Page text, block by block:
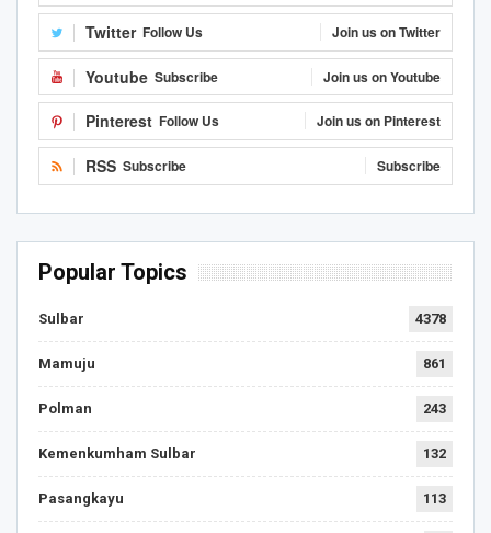
Twitter Follow Us Join us on Twitter
Youtube Subscribe Join us on Youtube
Pinterest Follow Us Join us on Pinterest
RSS Subscribe Subscribe
Popular Topics
Sulbar 4378
Mamuju 861
Polman 243
Kemenkumham Sulbar 132
Pasangkayu 113